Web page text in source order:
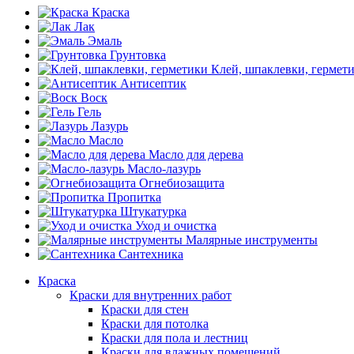
Краска
Лак
Эмаль
Грунтовка
Клей, шпаклевки,
Антисептик
Воск
Гель
Лазурь
Масло
Масло для дерева
Масло-лазурь
Огнебиозащита
Пропитка
Штукатурка
Уход и очистка
Малярные инструменты
Сантехника
Краска
Краски для внутренних работ
Краски для стен
Краски для потолка
Краски для пола и лестниц